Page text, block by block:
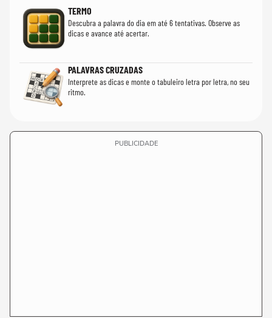
TERMO
Descubra a palavra do dia em até 6 tentativas. Observe as
dicas e avance até acertar.
PALAVRAS CRUZADAS
Interprete as dicas e monte o tabuleiro letra por letra, no seu
ritmo.
PUBLICIDADE